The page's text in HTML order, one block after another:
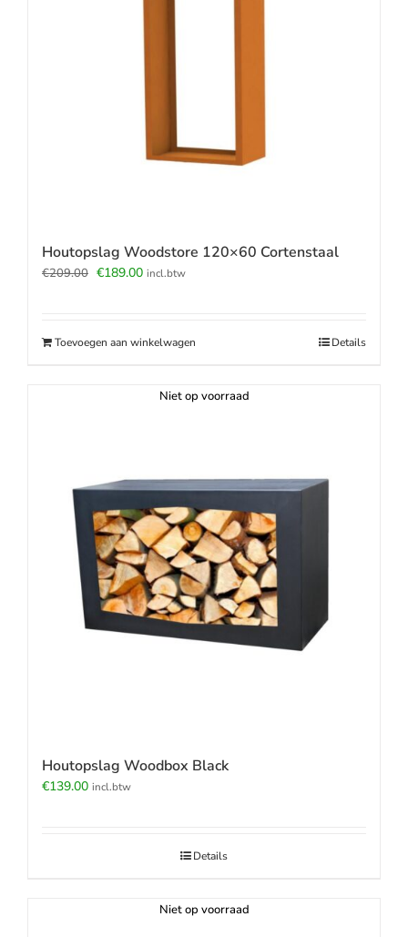
Houtopslag Woodstore 120×60 Cortenstaal
€209.00 Oorspronkelijke
€189.00Huidige
incl.btw
Toevoegen aan winkelwagen Details
Niet op voorraad
Houtopslag Woodbox Black
€139.00 incl.btw
Details
Niet op voorraad